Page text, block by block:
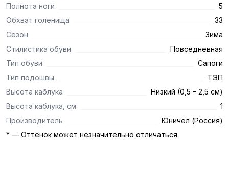
Полнота ноги
5
Обхват голенища
33
Сезон
Зима
Стилистика обуви
Повседневная
Тип обуви
Сапоги
Тип подошвы
ТЭП
Высота каблука
Низкий (0,5 – 2,5 см)
Высота каблука, см
1
Производитель
Юничел (Россия)
* — Оттенок может незначительно отличаться